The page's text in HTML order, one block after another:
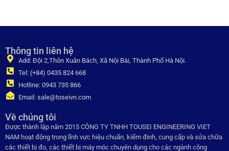
Thông tin liên hệ
Add: Đội 2,Thôn Xuân Bách, Xã Nội Bài, Thành Phố Hà Nội.
Tel: (+84) 0435 824 668
Hotline: 0943 735 866
Email: sale@toseivn.com
Về chúng tôi
Được thành lập năm 2015 CÔNG TY TNHH TOUSEI ENGINEERING VIET
NAM hoạt động trong lĩnh vực hiệu chuẩn, kiểm đinh, cung cấp và sửa chữa
các thiết bị đo, các thiết bị máy móc chuyên dụng cho các ngành công